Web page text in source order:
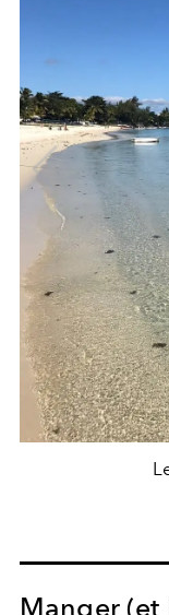
Manger (et